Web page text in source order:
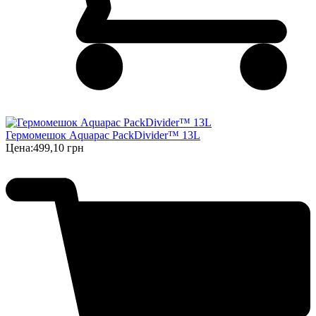
Гермомешок Aquapac PackDivider™ 13L
Цена:499,10 грн